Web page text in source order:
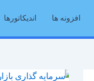
افزونه ها اندیکاتورها